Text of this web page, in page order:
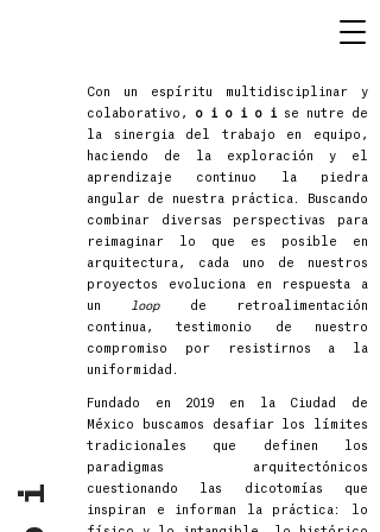
Con un espíritu multidisciplinar y
colaborativo, o i o i o ise nutre de
la sinergia del trabajo en equipo,
haciendo de la exploración y el
aprendizaje continuo la piedra
angular de nuestra práctica. Buscando
combinar diversas perspectivas para
reimaginar lo que es posible en
arquitectura, cada uno de nuestros
proyectos evoluciona en respuesta a
un loop
de retroalimentación
continua, testimonio de nuestro
compromiso por resistirnos a la
uniformidad.
Fundado en 2019 en la Ciudad de
México buscamos desafiar los límites
tradicionales que definen los
paradigmas arquitectónicos
cuestionando las dicotomías que
inspiran e informan la práctica: lo